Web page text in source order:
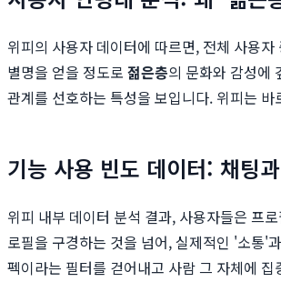
위피의 사용자 데이터에 따르면, 전체 사용
별명을 얻을 정도로 젊은층의 문화와 감성에
관계를 선호하는 특성을 보입니다. 위피는
기능 사용 빈도 데이터: 채팅
위피 내부 데이터 분석 결과, 사용자들은 프
로필을 구경하는 것을 넘어, 실제적인 '소통'
펙이라는 필터를 걷어내고 사람 그 자체에 집